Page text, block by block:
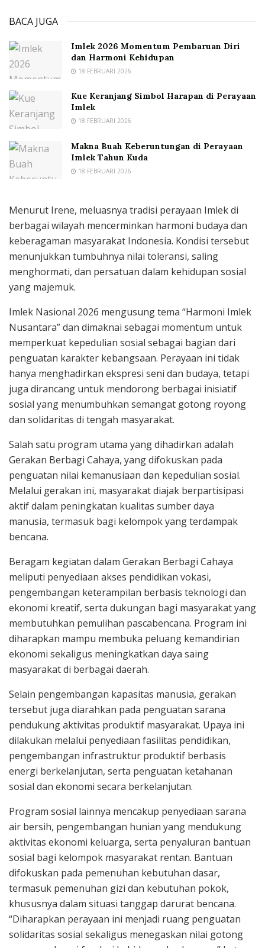
BACA JUGA
Imlek 2026 Momentum Pembaruan Diri
dan Harmoni Kehidupan
18 FEBRUARI 2026
Kue Keranjang Simbol Harapan di Perayaan
Imlek
18 FEBRUARI 2026
Makna Buah Keberuntungan di Perayaan
Imlek Tahun Kuda
18 FEBRUARI 2026
Menurut Irene, meluasnya tradisi perayaan Imlek di
berbagai wilayah mencerminkan harmoni budaya dan
keberagaman masyarakat Indonesia. Kondisi tersebut
menunjukkan tumbuhnya nilai toleransi, saling
menghormati, dan persatuan dalam kehidupan sosial
yang majemuk.
Imlek Nasional 2026 mengusung tema “Harmoni Imlek
Nusantara” dan dimaknai sebagai momentum untuk
memperkuat kepedulian sosial sebagai bagian dari
penguatan karakter kebangsaan. Perayaan ini tidak
hanya menghadirkan ekspresi seni dan budaya, tetapi
juga dirancang untuk mendorong berbagai inisiatif
sosial yang menumbuhkan semangat gotong royong
dan solidaritas di tengah masyarakat.
Salah satu program utama yang dihadirkan adalah
Gerakan Berbagi Cahaya, yang difokuskan pada
penguatan nilai kemanusiaan dan kepedulian sosial.
Melalui gerakan ini, masyarakat diajak berpartisipasi
aktif dalam peningkatan kualitas sumber daya
manusia, termasuk bagi kelompok yang terdampak
bencana.
Beragam kegiatan dalam Gerakan Berbagi Cahaya
meliputi penyediaan akses pendidikan vokasi,
pengembangan keterampilan berbasis teknologi dan
ekonomi kreatif, serta dukungan bagi masyarakat yang
membutuhkan pemulihan pascabencana. Program ini
diharapkan mampu membuka peluang kemandirian
ekonomi sekaligus meningkatkan daya saing
masyarakat di berbagai daerah.
Selain pengembangan kapasitas manusia, gerakan
tersebut juga diarahkan pada penguatan sarana
pendukung aktivitas produktif masyarakat. Upaya ini
dilakukan melalui penyediaan fasilitas pendidikan,
pengembangan infrastruktur produktif berbasis
energi berkelanjutan, serta penguatan ketahanan
sosial dan ekonomi secara berkelanjutan.
Program sosial lainnya mencakup penyediaan sarana
air bersih, pengembangan hunian yang mendukung
aktivitas ekonomi keluarga, serta penyaluran bantuan
sosial bagi kelompok masyarakat rentan. Bantuan
difokuskan pada pemenuhan kebutuhan dasar,
termasuk pemenuhan gizi dan kebutuhan pokok,
khususnya dalam situasi tanggap darurat bencana.
“Diharapkan perayaan ini menjadi ruang penguatan
solidaritas sosial sekaligus menegaskan nilai gotong